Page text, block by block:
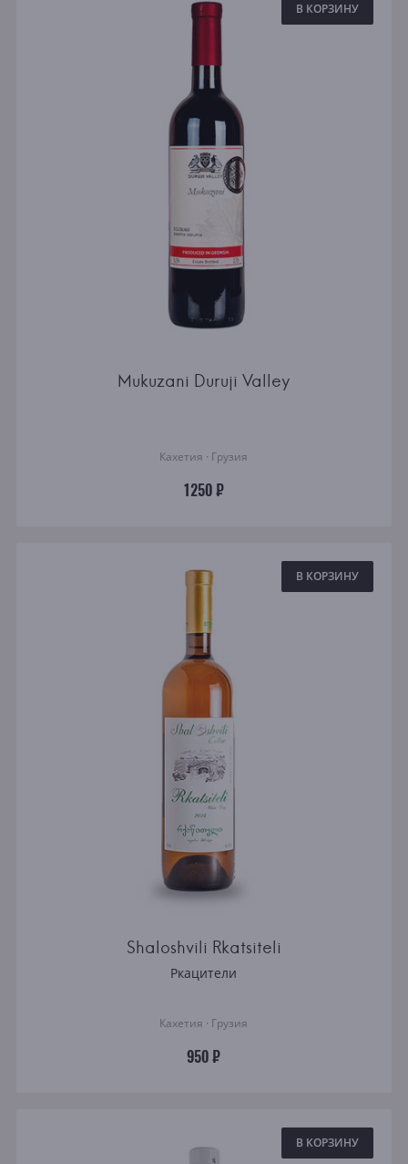
В КОРЗИНУ
Mukuzani Duruji Valley
Кахетия · Грузия
1250 ₽
В КОРЗИНУ
Shaloshvili Rkatsiteli
Ркацители
Кахетия · Грузия
950 ₽
В КОРЗИНУ